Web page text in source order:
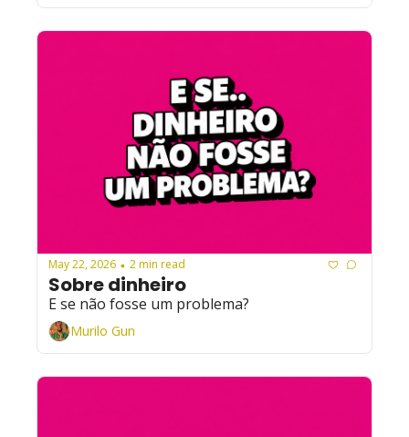
May 22, 2026 • 2 min read
Sobre dinheiro
E se não fosse um problema?
Murilo Gun